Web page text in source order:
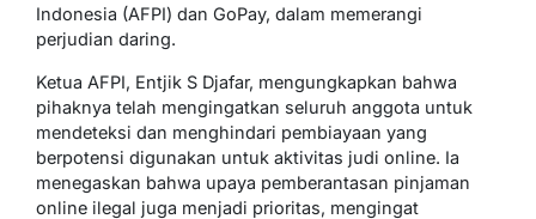
Indonesia (AFPI) dan GoPay, dalam memerangi
perjudian daring.
Ketua AFPI, Entjik S Djafar, mengungkapkan bahwa
pihaknya telah mengingatkan seluruh anggota untuk
mendeteksi dan menghindari pembiayaan yang
berpotensi digunakan untuk aktivitas judi online. Ia
menegaskan bahwa upaya pemberantasan pinjaman
online ilegal juga menjadi prioritas, mengingat